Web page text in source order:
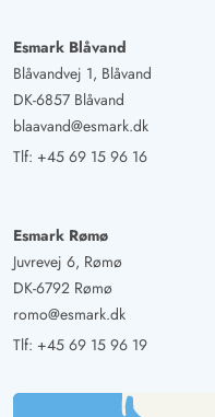
Esmark Blåvand
Blåvandvej 1, Blåvand
DK-6857 Blåvand
blaavand@esmark.dk
Tlf: +45 69 15 96 16
Esmark Rømø
Juvrevej 6, Rømø
DK-6792 Rømø
romo@esmark.dk
Tlf: +45 69 15 96 19